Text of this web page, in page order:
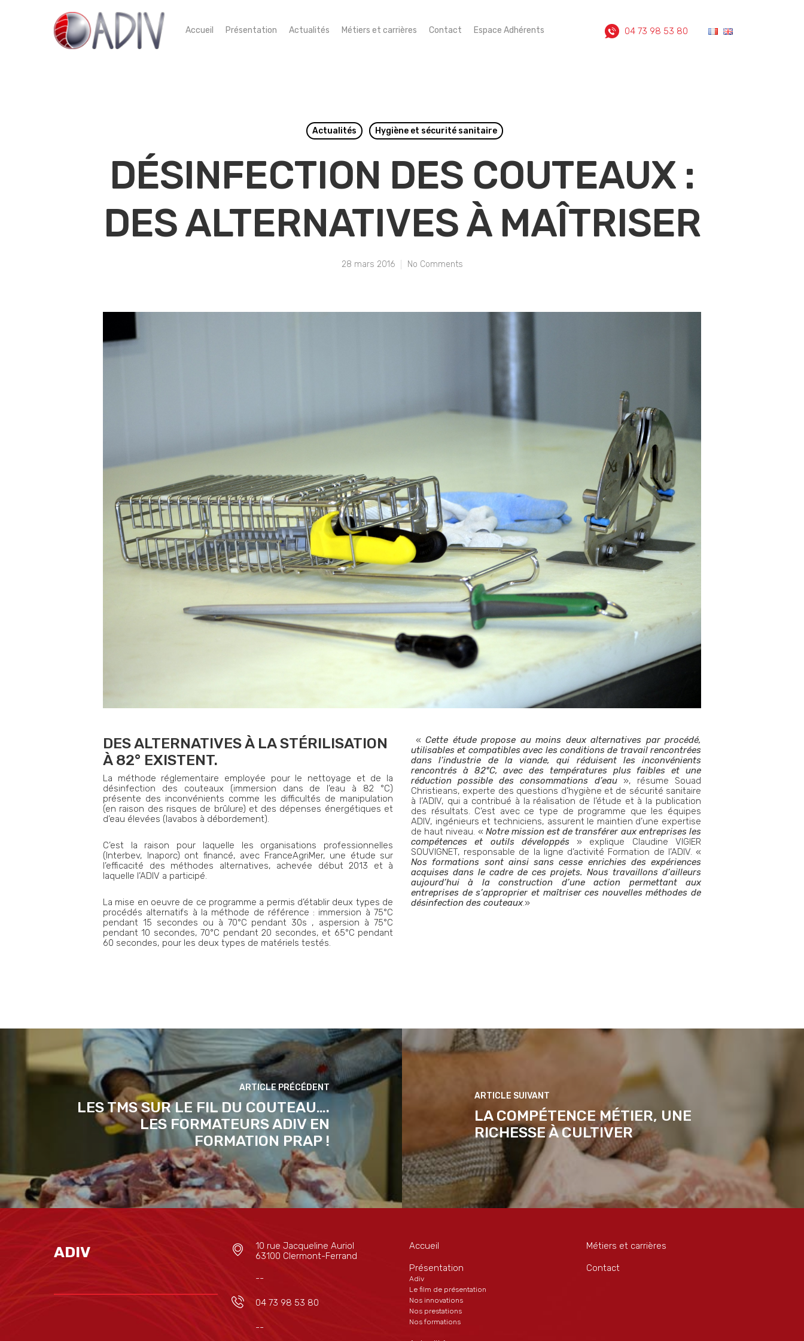
Accueil Présentation Actualités Métiers et carrières Contact Espace Adhérents 04 73 98 53 80
Actualités Hygiène et sécurité sanitaire
DÉSINFECTION DES COUTEAUX :
DES ALTERNATIVES À MAÎTRISER
28 mars 2016 No Comments
DES ALTERNATIVES À LA STÉRILISATION
À 82° EXISTENT.
La méthode réglementaire employée pour le nettoyage et de la
désinfection des couteaux (immersion dans de l’eau à 82 °C)
présente des inconvénients comme les difficultés de manipulation
(en raison des risques de brûlure) et des dépenses énergétiques et
d’eau élevées (lavabos à débordement).
C’est la raison pour laquelle les organisations professionnelles
(Interbev, Inaporc) ont financé, avec FranceAgriMer, une étude sur
l’efficacité des méthodes alternatives, achevée début 2013 et à
laquelle l’ADIV a participé.
La mise en oeuvre de ce programme a permis d’établir deux types de
procédés alternatifs à la méthode de référence : immersion à 75°C
pendant 15 secondes ou à 70°C pendant 30s , aspersion à 75°C
pendant 10 secondes, 70°C pendant 20 secondes, et 65°C pendant
60 secondes, pour les deux types de matériels testés.
« Cette étude propose au moins deux alternatives par procédé,
utilisables et compatibles avec les conditions de travail rencontrées
dans l’industrie de la viande, qui réduisent les inconvénients
rencontrés à 82°C, avec des températures plus faibles et une
réduction possible des consommations d’eau», résume Souad
Christieans, experte des questions d’hygiène et de sécurité sanitaire
à l’ADIV, qui a contribué à la réalisation de l’étude et à la publication
des résultats. C’est avec ce type de programme que les équipes
ADIV, ingénieurs et techniciens, assurent le maintien d’une expertise
de haut niveau. « Notre mission est de transférer aux entreprises les
compétences et outils développés
» explique Claudine VIGIER
SOUVIGNET, responsable de la ligne d’activité Formation de l’ADIV. «
Nos formations sont ainsi sans cesse enrichies des expériences
acquises dans le cadre de ces projets. Nous travaillons d’ailleurs
aujourd’hui à la construction d’une action permettant aux
entreprises de s’approprier et maîtriser ces nouvelles méthodes de
désinfection des couteaux.»
LES TMS SUR LE FIL DU COUTEAU….
LES FORMATEURS ADIV EN
FORMATION PRAP !
LA COMPÉTENCE MÉTIER, UNE
RICHESSE À CULTIVER
ADIV
10 rue Jacqueline Auriol
63100 Clermont-Ferrand
--
04 73 98 53 80
--
Accueil
Présentation
Adiv
Le film de présentation
Nos innovations
Nos prestations
Nos formations
Métiers et carrières
Contact